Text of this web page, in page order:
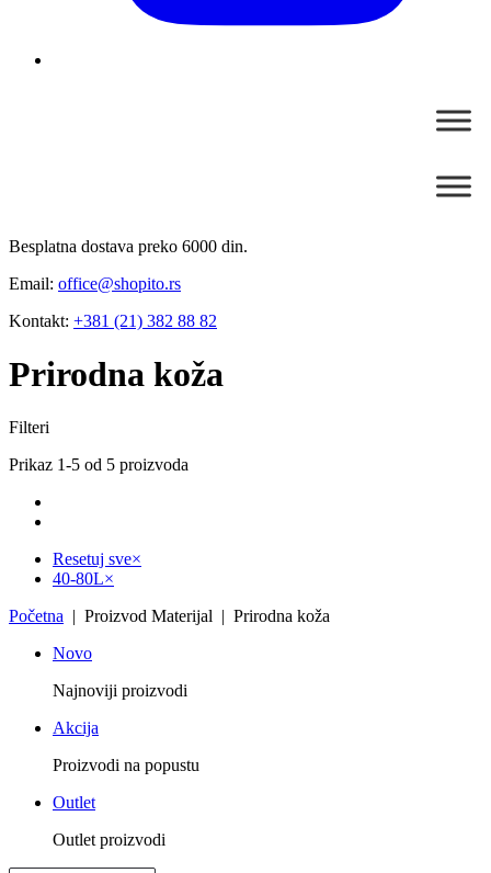
Besplatna dostava preko 6000 din.
Email: office@shopito.rs
Kontakt: +381 (21) 382 88 82
Prirodna koža
Filteri
Prikaz 1-5 od 5 proizvoda
Resetuj sve×
40-80L×
Početna | Proizvod Materijal | Prirodna koža
Novo
Najnoviji proizvodi
Akcija
Proizvodi na popustu
Outlet
Outlet proizvodi